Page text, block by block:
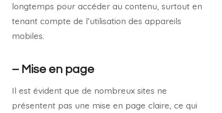
longtemps pour accéder au contenu, surtout en
tenant compte de l’utilisation des appareils
mobiles.
– Mise en page
Il est évident que de nombreux sites ne
présentent pas une mise en page claire, ce qui